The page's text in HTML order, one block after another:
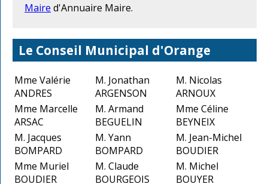
Maire d'Annuaire Maire.
Le Conseil Municipal d'Orange
Mme Valérie
ANDRES
M. Jonathan
ARGENSON
M. Nicolas
ARNOUX
Mme Marcelle
ARSAC
M. Armand
BEGUELIN
Mme Céline
BEYNEIX
M. Jacques
BOMPARD
M. Yann
BOMPARD
M. Jean-Michel
BOUDIER
Mme Muriel
BOUDIER
M. Claude
BOURGEOIS
M. Michel
BOUYER